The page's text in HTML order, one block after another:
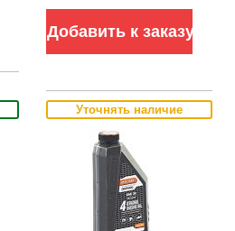
Добавить к заказу
Уточнять наличие